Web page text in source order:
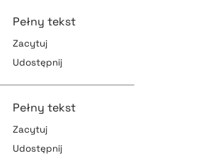
pobierz cytat
pobierz cytat
Pełny tekst
Zacytuj
Udostępnij
Pełny tekst
Zacytuj
Udostępnij